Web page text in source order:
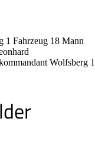
1 Fahrzeug 18 Mann
Wolfsberg